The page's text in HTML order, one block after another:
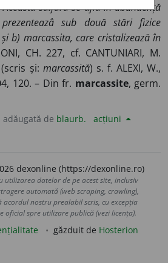
Această sulfură se află în abundență
sub două stări fizice
b) marcassita, care cristalizează în
CH. 227, cf. CANTUNIARI, M.
(scris și: marcassită) s. f. ALEXI, W.,
120. – Din fr. marcassite, germ.
adăugată de blaurb. acțiuni
dexonline (https://dexonline.ro)
utilizarea datelor de pe acest site, inclusiv
automată (web scraping, crawling),
acordul nostru prealabil scris, cu excepția
oficial spre utilizare publică (vezi licența).
găzduit de Hosterion